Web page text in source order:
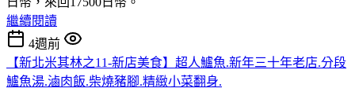
繼續閱讀
4週前
【新北米其林之11-新店美食】超人鱸魚.新年三十年老店.分段
鱸魚湯.滷肉飯.柴燒豬腳.精緻小菜翻身.